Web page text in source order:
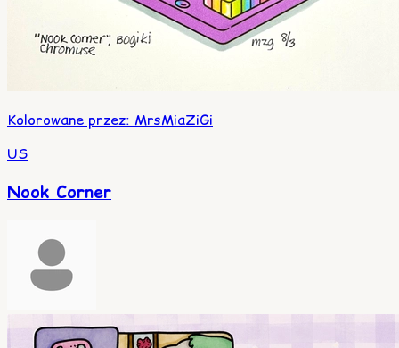
Kolorowane przez: MrsMiaZiGi
US
Nook Corner